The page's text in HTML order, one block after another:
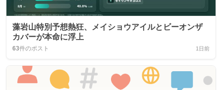
藻岩山特別予想熱狂、メイショウアイルとビーオンザ
カバーが本命に浮上
63件のポスト 1日前